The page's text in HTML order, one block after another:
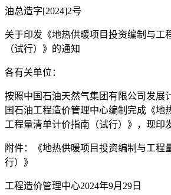
油总造字[2024]2号
关于印发《地热供暖项目投资编制与工
（试行）》的通知
各有关单位：
按照中国石油天然气集团有限公司发展
国石油工程造价管理中心编制完成《地
工程量清单计价指南（试行）》，现印
附件：《地热供暖项目投资编制与工程
行）》
工程造价管理中心2024年9月29日